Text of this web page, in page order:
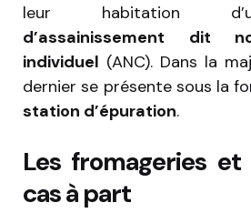
leur habitation
d’assainissement dit
individuel (ANC). Dans la
dernier se présente sous la
station d’épuration.
Les fromageries
cas à part